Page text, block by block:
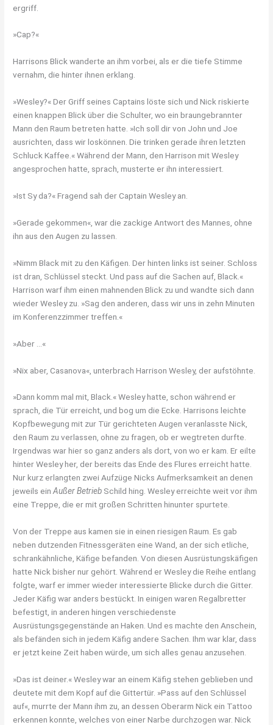
ergriff.
»Cap?«
Harrisons Blick wanderte an ihm vorbei, als er die tiefe Stimme
vernahm, die hinter ihnen erklang.
»Wesley?« Der Griff seines Captains löste sich und Nick riskierte
einen knappen Blick über die Schulter, wo ein braungebrannter
Mann den Raum betreten hatte. »Ich soll dir von John und Joe
ausrichten, dass wir loskönnen. Die trinken gerade ihren letzten
Schluck Kaffee.« Während der Mann, den Harrison mit Wesley
angesprochen hatte, sprach, musterte er ihn interessiert.
»Ist Sy da?« Fragend sah der Captain Wesley an.
»Gerade gekommen«, war die zackige Antwort des Mannes, ohne
ihn aus den Augen zu lassen.
»Nimm Black mit zu den Käfigen. Der hinten links ist seiner. Schloss
ist dran, Schlüssel steckt. Und pass auf die Sachen auf, Black.«
Harrison warf ihm einen mahnenden Blick zu und wandte sich dann
wieder Wesley zu. »Sag den anderen, dass wir uns in zehn Minuten
im Konferenzzimmer treffen.«
»Aber …«
»Nix aber, Casanova«, unterbrach Harrison Wesley, der aufstöhnte.
»Dann komm mal mit, Black.« Wesley hatte, schon während er
sprach, die Tür erreicht, und bog um die Ecke. Harrisons leichte
Kopfbewegung mit zur Tür gerichteten Augen veranlasste Nick,
den Raum zu verlassen, ohne zu fragen, ob er wegtreten durfte.
Irgendwas war hier so ganz anders als dort, von wo er kam. Er eilte
hinter Wesley her, der bereits das Ende des Flures erreicht hatte.
Nur kurz erlangten zwei Aufzüge Nicks Aufmerksamkeit an denen
jeweils einAußer Betrieb Schild hing. Wesley erreichte weit vor ihm
eine Treppe, die er mit großen Schritten hinunter spurtete.
Von der Treppe aus kamen sie in einen riesigen Raum. Es gab
neben dutzenden Fitnessgeräten eine Wand, an der sich etliche,
schrankähnliche, Käfige befanden. Von diesen Ausrüstungskäfigen
hatte Nick bisher nur gehört. Während er Wesley die Reihe entlang
folgte, warf er immer wieder interessierte Blicke durch die Gitter.
Jeder Käfig war anders bestückt. In einigen waren Regalbretter
befestigt, in anderen hingen verschiedenste
Ausrüstungsgegenstände an Haken. Und es machte den Anschein,
als befänden sich in jedem Käfig andere Sachen. Ihm war klar, dass
er jetzt keine Zeit haben würde, um sich alles genau anzusehen.
»Das ist deiner.« Wesley war an einem Käfig stehen geblieben und
deutete mit dem Kopf auf die Gittertür. »Pass auf den Schlüssel
auf«, murrte der Mann ihm zu, an dessen Oberarm Nick ein Tattoo
erkennen konnte, welches von einer Narbe durchzogen war. Nick